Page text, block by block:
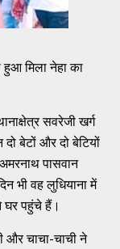
मिला नेहा का
सवरेजी खर्ग
बेटों और दो बेटियों
पासवान
भी वह लुधियाना में
घर पहुंचे हैं।
और चाचा-चाची ने